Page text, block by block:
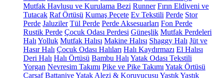
Mutfak Havlusu ve Kurulama Bezi Runner Fırın Eldiveni ve
Tutacak Raf Örtüsü Kumaş Peçete Ev Tekstili Perde Stor
Perde Jaluziler Tül Perde Perde Aksesuarları Fon Perde
Rustik Perde Çocuk Odası Perdesi Güneşlik Mutfak Perdeleri
Halı Yolluk Mutfak Halısı Makine Halısı Shaggy Halı Jüt ve
Hasır Halı Çocuk Odası Halıları Halı Kaydırmazı El Halısı
Deri Halı Halı Örtüsü Bambu Halı Yatak Odası Tekstili
Yorgan Nevresim Takımı Pike ve Pike Takımı Yatak Örtüsü
Çarşaf BattaniyeYatak Alezi & Koruyucusu YastıkYastık